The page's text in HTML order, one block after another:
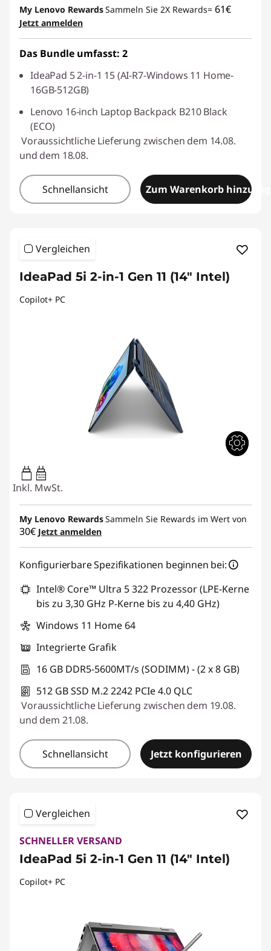
My Lenovo RewardsSammeln Sie 2X Rewards= 61€
Jetzt anmelden
Das Bundle umfasst: 2
IdeaPad 5 2-in-1 15 (AI-R7-Windows 11 Home-
16GB-512GB)
Lenovo 16-inch Laptop Backpack B210 Black
(ECO)
Voraussichtliche Lieferung zwischen dem 14.08.
und dem 18.08.
Schnellansicht Zum Warenkorb
Vergleichen
IdeaPad 5i 2-in-1 Gen 11 (14" Intel)
Copilot+ PC
45W-65W
USB PD
Inkl. MwSt.
My Lenovo RewardsSammeln Sie Rewards im Wert von
30€ Jetzt anmelden
Konfigurierbare Spezifikationen beginnen bei:
Intel® Core™ Ultra 5 322 Prozessor (LPE-Kerne
bis zu 3,30 GHz P-Kerne bis zu 4,40 GHz)
Windows 11 Home 64
Integrierte Grafik
16 GB DDR5-5600MT/s (SODIMM) - (2 x 8 GB)
512 GB SSD M.2 2242 PCIe 4.0 QLC
Voraussichtliche Lieferung zwischen dem 19.08.
und dem 21.08.
Schnellansicht Jetzt konfigurieren
Vergleichen
SCHNELLER VERSAND
IdeaPad 5i 2-in-1 Gen 11 (14" Intel)
Copilot+ PC